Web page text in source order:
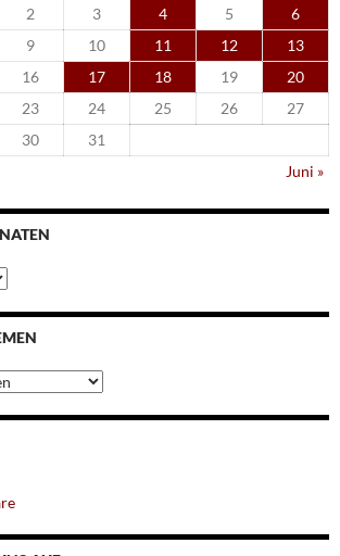
2 3 4 5
6
9 10 11 12
13
16 17 18 19
20
23 24 25 26
27
30
31
Juni »